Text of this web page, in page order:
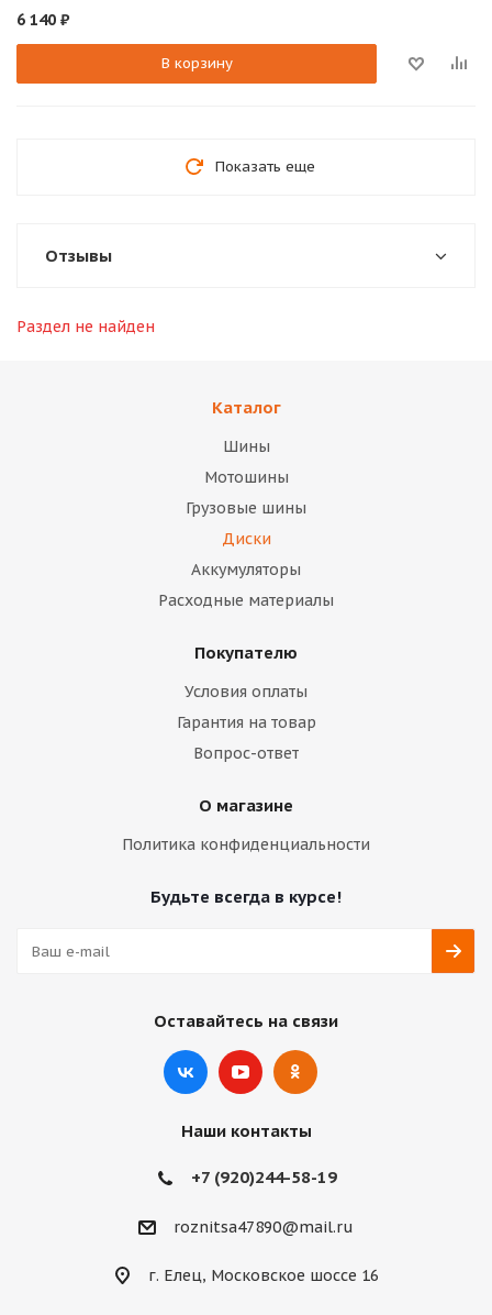
6 140 ₽
В корзину
Показать еще
Отзывы
Раздел не найден
Каталог
Шины
Мотошины
Грузовые шины
Диски
Аккумуляторы
Расходные материалы
Покупателю
Условия оплаты
Гарантия на товар
Вопрос-ответ
О магазине
Политика конфиденциальности
Будьте всегда в курсе!
Оставайтесь на связи
Наши контакты
+7 (920)244-58-19
roznitsa47890@mail.ru
г. Елец, Московское шоссе 16